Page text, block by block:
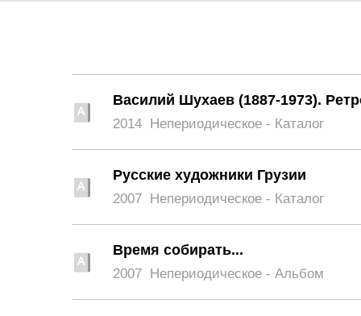
Василий Шухаев (1887-1973).
2014 Непериодическое - Каталог
Русские художники Грузии
2007 Непериодическое - Каталог
Время собирать...
2007 Непериодическое - Альбом